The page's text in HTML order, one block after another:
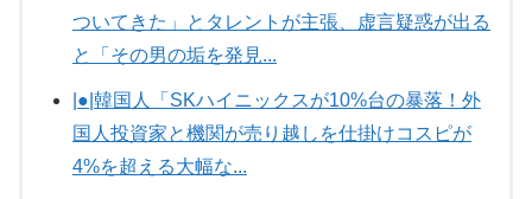
ついてきた」とタレントが主張、虚言疑惑が出る
と「その男の垢を発見...
|●|韓国人「SKハイニックスが10%台の暴落！外
国人投資家と機関が売り越しを仕掛けコスピが
4%を超える大幅な...